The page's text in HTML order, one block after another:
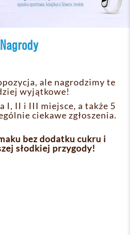
Nagrody
ale nagrodzimy te
wyjątkowe!
I, II i III miejsce, a także 5
ciekawe zgłoszenia.
bez dodatku cukru i
słodkiej przygody!